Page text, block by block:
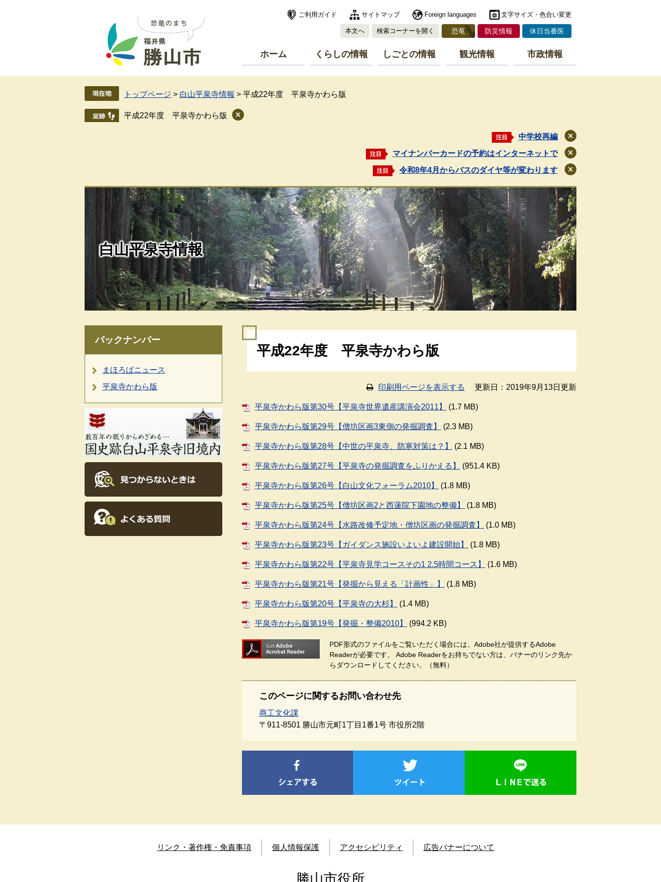
で
ば
ご利用ガイド サイトマップ Foreign languages 文字サイズ・色合い変更
本文へ 検索コーナーを開く 恐竜 防災情報 休日当番医
ホーム くらしの情報 しごとの情報 観光情報 市政情報
トップページ > 白山平泉寺情報 > 平成22年度 平泉寺かわら版
平成22年度 平泉寺かわら版
注目 中学校再編
閉
じ
る
注目 マイナンバーカードの予約はインターネットで
閉
じ
る
注目 令和8年4月からバスのダイヤ等が変わります
閉
る
白山平泉寺情報
バックナンバー
まほろばニュース
平泉寺かわら版
平成22年度 平泉寺かわら版
印刷用ページを表示する 更新日：2019年9月13日更新
平泉寺かわら版第30号【平泉寺世界遺産講演会2011】 (1.7 MB)
平泉寺かわら版第29号【僧坊区画3東側の発掘調査】 (2.3 MB)
平泉寺かわら版第28号【中世の平泉寺、防寒対策は？】 (2.1 MB)
平泉寺かわら版第27号【平泉寺の発掘調査をふりかえる】 (951.4 KB)
平泉寺かわら版第26号【白山文化フォーラム2010】 (1.8 MB)
平泉寺かわら版第25号【僧坊区画2と西蓮院下園地の整備】 (1.8 MB)
平泉寺かわら版第24号【水路改修予定地・僧坊区画の発掘調査】 (1.0 MB)
平泉寺かわら版第23号【ガイダンス施設いよいよ建設開始】 (1.8 MB)
平泉寺かわら版第22号【平泉寺見学コースその1 2.5時間コース】 (1.6 MB)
平泉寺かわら版第21号【発掘から見える「計画性」】 (1.8 MB)
平泉寺かわら版第20号【平泉寺の大杉】 (1.4 MB)
平泉寺かわら版第19号【発掘・整備2010】 (994.2 KB)
PDF形式のファイルをご覧いただく場合には、Adobe社が提供するAdobe
Readerが必要です。
Adobe Readerをお持ちでない方は、バナーのリンク先か
らダウンロードしてください。（無料）
このページに関するお問い合わせ先
商工文化課
〒911-8501 勝山市元町1丁目1番1号 市役所2階
リンク・著作権・免責事項 個人情報保護 アクセシビリティ 広告バナーについて
勝山市役所